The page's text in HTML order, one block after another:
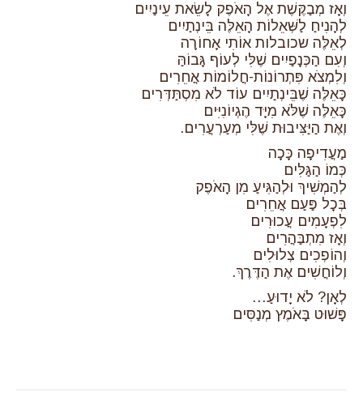
וְאָז מְבַקֶּשֶׁת אֶל הָאֹפֶק לָשֵׂאת עֵינַיִים
לְהָנִיחַ לַשְּׁאֵלוֹת הָאֵלֶּה בֵּינְתַיִים
לְאֵלֶּה שכובלות אוֹתִי אָחוֹרָה
וְעִם הַכְּנָפַיִים שֶׁלִּי לְעוֹף גָּבוֹהַּ
וְלִמְצֹא פִּתְרוֹנוֹת-חֲלוֹמוֹת אֲחֵרִים
כָּאֵלֶּה שֶׁבֵּינְתַיִים עוֹד לֹא מִסְתַּדְּרִים
כָּאֵלֶּה שֶׁלֹּא מִיָּד הֶגְיוֹנִיִּים
וְאֶת הַיַּצִּיבוּת שֶׁלִּי מְעַרְעֲרִים.
מַעֲדִיפָה כָּכָה
כְּמוֹ הַגַּלִּים
לְהַמְשִׁיךְ וּלְהַגִּיעַ מִן הָאֹפֶק
בְּכָל פַּעַם אֲחֵרִים
לִפְעָמִים עֲכוּרִים
וְאָז מִתְבַּהֲרִים
וְהוֹפְכִים צְלוּלִים
וְלוֹחֲשִׁים אֶת הַדֶּרֶךְ.
לְאָן? לֹא יָדוּעַ…
פָּשׁוּט בָּאֹמֶץ מְנַסִּים